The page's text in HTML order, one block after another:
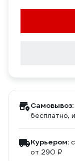
Самовывоз:
бесплатно,
Курьером:
от 290 ₽